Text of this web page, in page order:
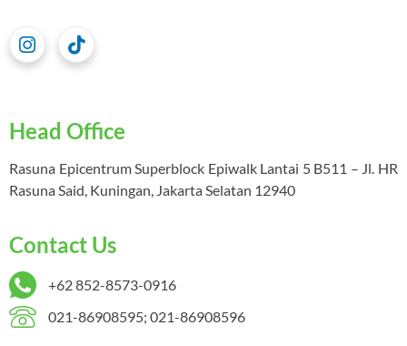
Head Office
Rasuna Epicentrum Superblock Epiwalk Lantai 5 B511 – Jl. HR
Rasuna Said, Kuningan, Jakarta Selatan 12940
Contact Us
+62 852-8573-0916
021-86908595; 021-86908596